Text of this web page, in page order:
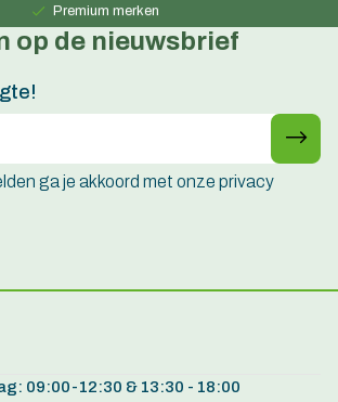
Premium merken
Persoonlijk advies
op de nieuwsbrief
ga je akkoord met onze privacy
09:00-12:30 & 13:30 - 18:00